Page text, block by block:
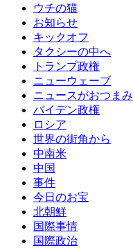
ウチの猫
お知らせ
キックオフ
タクシーの中へ
トランプ政権
ニューウェーブ
ニュースがおつまみ
バイデン政権
ロシア
世界の街角から
中南米
中国
事件
今日のお宝
北朝鮮
国際事情
国際政治